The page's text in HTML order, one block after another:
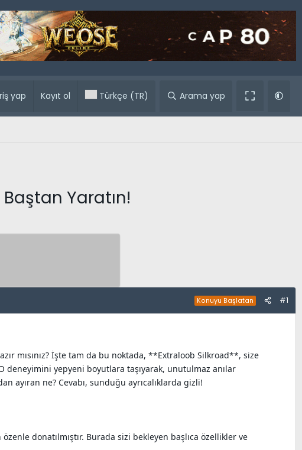
sunucular
yap Kayıt ol Türkçe (TR) Arama yap
Yaratın!
Konuyu Başlatan #1
mısınız? İşte tam da bu noktada, **Extraloob Silkroad**, size
deneyimini yepyeni boyutlara taşıyarak, unutulmaz anılar
ayıran ne? Cevabı, sunduğu ayrıcalıklarda gizli!
donatılmıştır. Burada sizi bekleyen başlıca özellikler ve